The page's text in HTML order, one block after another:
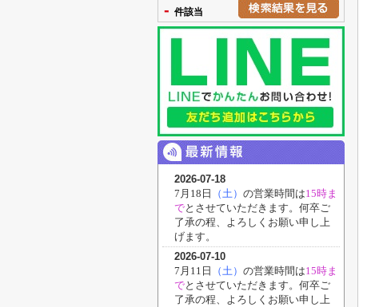
- 件該当
2026-07-18
7月18日
（土） の営業時間は15時ま
でと させていただきます。何卒ご
了承の程、よろしくお願い申し上
げます。
2026-07-10
7月11日
（土） の営業時間は15時ま
でと させていただきます。何卒ご
了承の程、よろしくお願い申し上